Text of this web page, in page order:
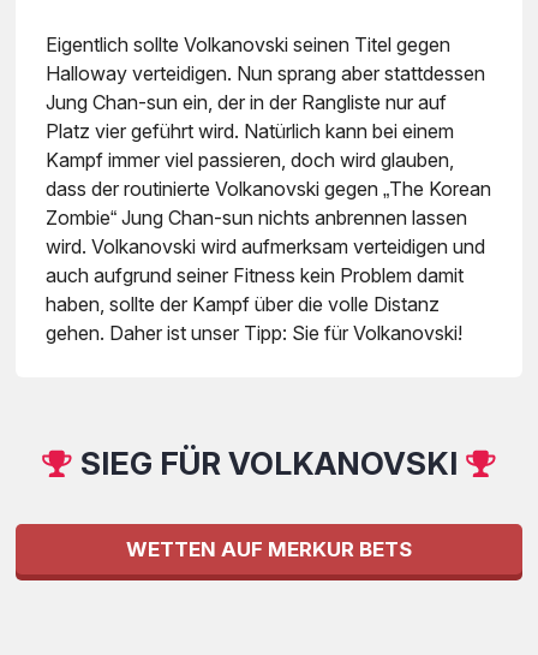
Eigentlich sollte Volkanovski seinen Titel gegen
Halloway verteidigen. Nun sprang aber stattdessen
Jung Chan-sun ein, der in der Rangliste nur auf
Platz vier geführt wird. Natürlich kann bei einem
Kampf immer viel passieren, doch wird glauben,
dass der routinierte Volkanovski gegen „The Korean
Zombie“ Jung Chan-sun nichts anbrennen lassen
wird. Volkanovski wird aufmerksam verteidigen und
auch aufgrund seiner Fitness kein Problem damit
haben, sollte der Kampf über die volle Distanz
gehen. Daher ist unser Tipp: Sie für Volkanovski!
SIEG FÜR VOLKANOVSKI
WETTEN AUF MERKUR BETS